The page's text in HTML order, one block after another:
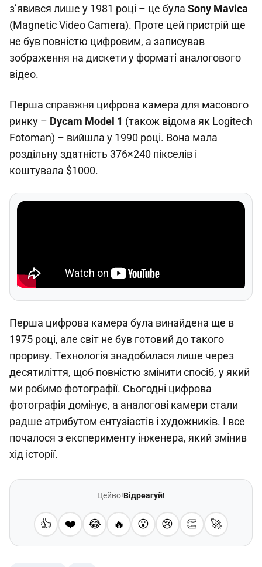
з’явився лише у 1981 році – це була Sony Mavica
(Magnetic Video Camera). Проте цей пристрій ще
не був повністю цифровим, а записував
зображення на дискети у форматі аналогового
відео.
Перша справжня цифрова камера для масового
ринку – Dycam Model 1 (також відома як Logitech
Fotoman) – вийшла у 1990 році. Вона мала
роздільну здатність 376×240 пікселів і
коштувала $1000.
Перша цифрова камера була винайдена ще в
1975 році, але світ не був готовий до такого
прориву. Технологія знадобилася лише через
десятиліття, щоб повністю змінити спосіб, у який
ми робимо фотографії. Сьогодні цифрова
фотографія домінує, а аналогові камери стали
радше атрибутом ентузіастів і художників. І все
почалося з експерименту інженера, який змінив
хід історії.
Цейво!Відреагуй!
👍 ❤️ 😂 🔥 😮 😢 👏 🚀